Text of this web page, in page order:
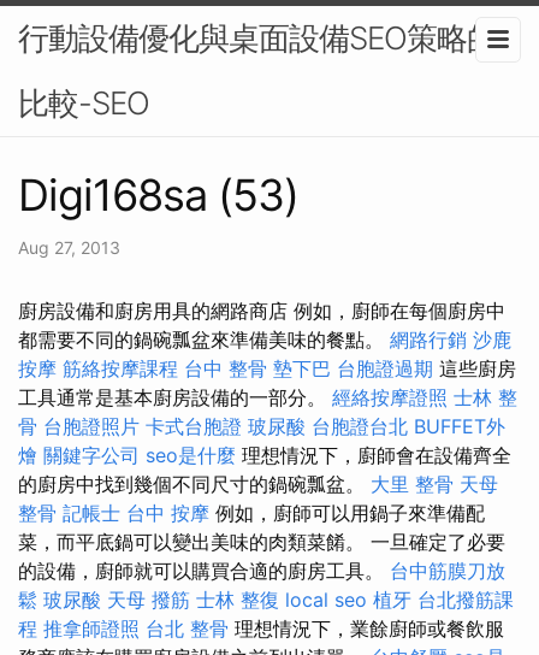
行動設備優化與桌面設備SEO策略的
比較-SEO
Digi168sa (53)
Aug 27, 2013
廚房設備和廚房用具的網路商店 例如，廚師在每個廚房中
都需要不同的鍋碗瓢盆來準備美味的餐點。 網路行銷 沙鹿
按摩 筋絡按摩課程 台中 整骨 墊下巴 台胞證過期 這些廚房
工具通常是基本廚房設備的一部分。 經絡按摩證照 士林 整
骨 台胞證照片 卡式台胞證 玻尿酸 台胞證台北 BUFFET外
燴 關鍵字公司 seo是什麼 理想情況下，廚師會在設備齊全
的廚房中找到幾個不同尺寸的鍋碗瓢盆。 大里 整骨 天母
整骨 記帳士 台中 按摩 例如，廚師可以用鍋子來準備配
菜，而平底鍋可以變出美味的肉類菜餚。 一旦確定了必要
的設備，廚師就可以購買合適的廚房工具。 台中筋膜刀放
鬆 玻尿酸 天母 撥筋 士林 整復 local seo 植牙 台北撥筋課
程 推拿師證照 台北 整骨 理想情況下，業餘廚師或餐飲服